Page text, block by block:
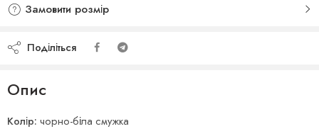
Замовити розмір
Поділіться
Опис
Колір: чорно-біла смужка